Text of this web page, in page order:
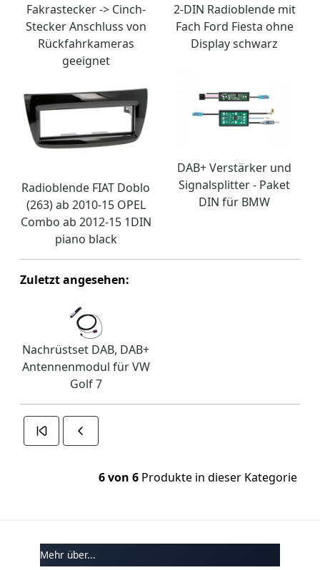
Fakrastecker -> Cinch-
Stecker Anschluss von
Rückfahrkameras
geeignet
2-DIN Radioblende mit
Fach Ford Fiesta ohne
Display schwarz
Radioblende FIAT Doblo
(263) ab 2010-15 OPEL
Combo ab 2012-15 1DIN
piano black
DAB+ Verstärker und
Signalsplitter - Paket
DIN für BMW
Zuletzt angesehen:
Nachrüstset DAB, DAB+
Antennenmodul für VW
Golf 7
6 von 6 Produkte in dieser Kategorie
Mehr über...